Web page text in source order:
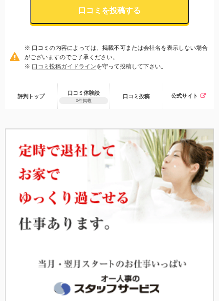
口コミを投稿する
※ 口コミの内容によっては、掲載不可または会社名を表示しない場合
がございますのでご了承ください。
※ 口コミ投稿ガイドラインを守って投稿して下さい。
評判トップ
口コミ体験談
0件掲載
口コミ 投稿 公式サイト